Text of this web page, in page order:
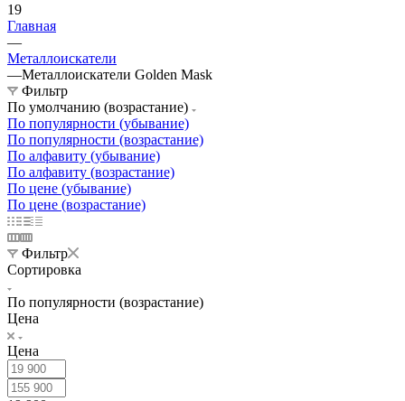
19
Главная
—
Металлоискатели
—Металлоискатели Golden Mask
Фильтр
По умолчанию (возрастание)
По популярности (убывание)
По популярности (возрастание)
По алфавиту (убывание)
По алфавиту (возрастание)
По цене (убывание)
По цене (возрастание)
Фильтр
Сортировка
По популярности (возрастание)
Цена
Цена